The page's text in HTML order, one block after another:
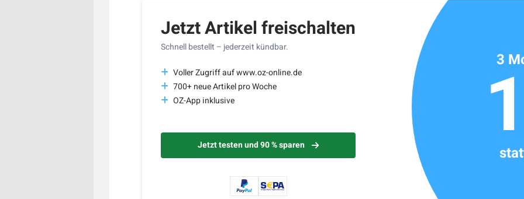
Jetzt Artikel freischalten
Schnell bestellt – jederzeit kündbar.
Voller Zugriff auf www.oz-online.de
700+ neue Artikel pro Woche
OZ-App inklusive
Jetzt testen und 90 % sparen
3